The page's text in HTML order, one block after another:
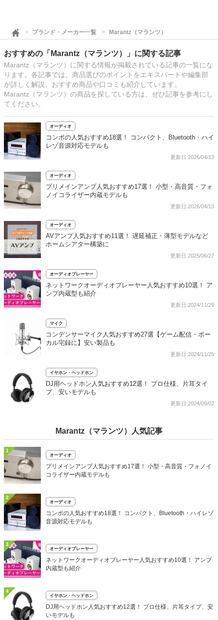
ブランド・メーカー一覧 Marantz（マランツ）
おすすめの「Marantz（マランツ）」に関する記事
Marantz（マランツ）に関する情報が掲載されている記事の一覧にな
ります。各記事では、商品選びのポイントをエキスパートや編集部
が詳しく解説、おすすめ商品や口コミも紹介しています。
Marantz（マランツ）の商品を探している方は、ぜひ記事を参考にし
てください。
オーディオ
コンポの人気おすすめ18選！ コンパクト、Bluetooth・ハイ
レゾ音源対応モデルも
更新日:2026/04/13
オーディオ
プリメインアンプ人気おすすめ17選！ 小型・高音質・フォ
ノイコライザー内蔵モデルも
更新日:2026/04/13
オーディオ
AVアンプ人気おすすめ11選！ 遅延補正・薄型モデルなど
ホームシアター構築に
更新日:2025/06/27
オーディオプレーヤー
ネットワークオーディオプレーヤー人気おすすめ10選！ ア
ンプ内蔵型も紹介
更新日:2024/11/29
マイク
コンデンサーマイク人気おすすめ27選【ゲーム配信・ボー
カル宅録に】安い製品も
更新日:2024/11/25
イヤホン・ヘッドホン
DJ用ヘッドホン人気おすすめ12選！ プロ仕様、片耳タイ
プ、安いモデルも
更新日:2024/09/02
Marantz（マランツ）人気記事
1
オーディオ
プリメインアンプ人気おすすめ17選！ 小型・高音質・フォノイ
コライザー内蔵モデルも
2
オーディオ
コンポの人気おすすめ18選！ コンパクト、Bluetooth・ハイレゾ
音源対応モデルも
3
オーディオプレーヤー
ネットワークオーディオプレーヤー人気おすすめ10選！ アンプ
内蔵型も紹介
4
イヤホン・ヘッドホン
DJ用ヘッドホン人気おすすめ12選！ プロ仕様、片耳タイプ、安
いモデルも